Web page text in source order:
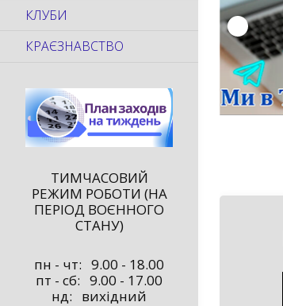
КЛУБИ
КРАЄЗНАВСТВО
ТИМЧАСОВИЙ
РЕЖИМ РОБОТИ (НА
ПЕРІОД ВОЄННОГО
СТАНУ)
пн - чт: 9.00 - 18.00
пт - сб: 9.00 - 17.00
нд: вихідний